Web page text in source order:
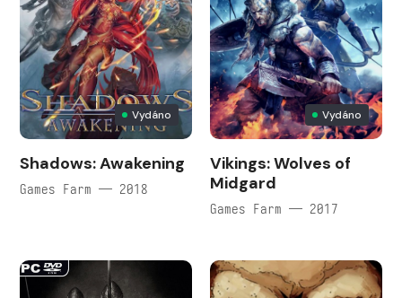
Vydáno
Shadows: Awakening
Games Farm — 2018
Vydáno
Vikings: Wolves of
Midgard
Games Farm — 2017